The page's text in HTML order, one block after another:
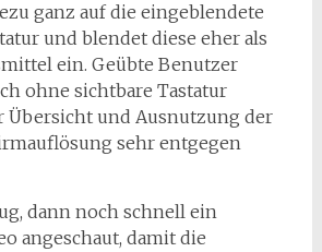
ganz auf die eingeblendete
und blendet diese eher als
ein. Geübte Benutzer
ohne sichtbare Tastatur
Übersicht und Ausnutzung der
sehr entgegen
dann noch schnell ein
angeschaut, damit die